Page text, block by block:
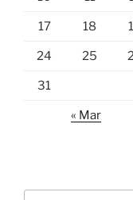
17 18
24 25
31
« Mar